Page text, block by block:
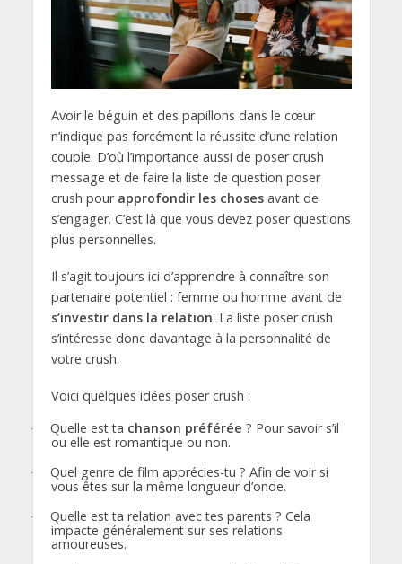
Avoir le béguin et des papillons dans le cœur
n’indique pas forcément la réussite d’une relation
couple. D’où l’importance aussi de poser crush
message et de faire la liste de question poser
crush pour approfondir les chosesavant de
s’engager. C’est là que vous devez poser questions
plus personnelles.
Il s’agit toujours ici d’apprendre à connaître son
partenaire potentiel : femme ou homme avant de
s’investir dans la relation. La liste poser crush
s’intéresse donc davantage à la personnalité de
votre crush.
Voici quelques idées poser crush :
· Quelle est ta chanson préférée ? Pour savoir s’il
ou elle est romantique ou non.
·
Quel genre de film apprécies-tu ? Afin de voir si
vous êtes sur la même longueur d’onde.
· Quelle est ta relation avec tes parents ? Cela
impacte généralement sur ses relations
amoureuses.